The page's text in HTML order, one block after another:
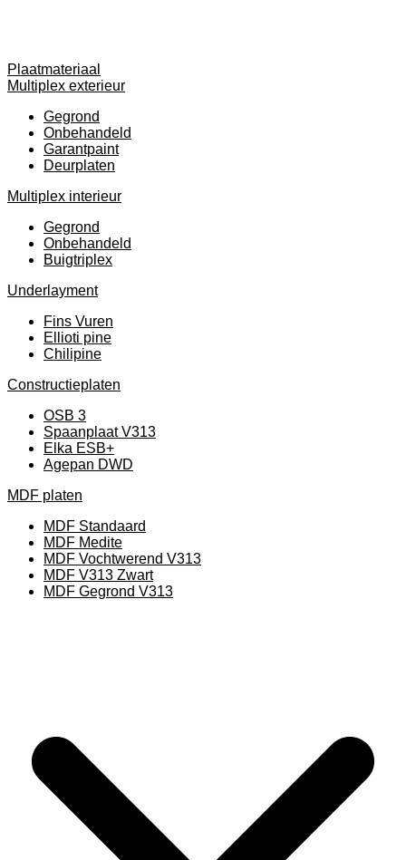
Plaatmateriaal
Multiplex exterieur
Gegrond
Onbehandeld
Garantpaint
Deurplaten
Multiplex interieur
Gegrond
Onbehandeld
Buigtriplex
Underlayment
Fins Vuren
Ellioti pine
Chilipine
Constructieplaten
OSB 3
Spaanplaat V313
Elka ESB+
Agepan DWD
MDF platen
MDF Standaard
MDF Medite
MDF Vochtwerend V313
MDF V313 Zwart
MDF Gegrond V313